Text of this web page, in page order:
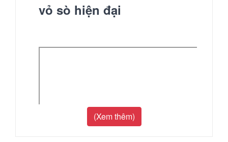
vỏ sò hiện đại
(Xem thêm)